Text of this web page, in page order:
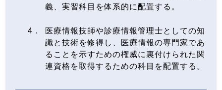
義、実習科目を体系的に配置する。
医療情報技師や診療情報管理士としての知
識と技術を修得し、医療情報の専門家であ
ることを示すための権威に裏付けられた関
連資格を取得するための科目を配置する。